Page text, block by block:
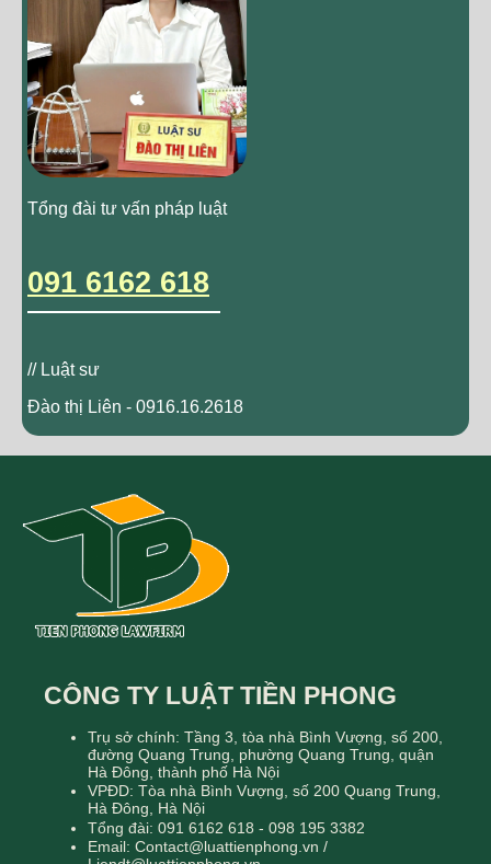
Tổng đài tư vấn pháp luật
091 6162 618
// Luật sư
Đào thị Liên - 0916.16.2618
CÔNG TY LUẬT TIỀN PHONG
Trụ sở chính: Tầng 3, tòa nhà Bình Vượng, số 200,
đường Quang Trung, phường Quang Trung, quận
Hà Đông, thành phố Hà Nội
VPĐD: Tòa nhà Bình Vượng, số 200 Quang Trung,
Hà Đông, Hà Nội
Tổng đài: 091 6162 618 - 098 195 3382
Email: Contact@luattienphong.vn /